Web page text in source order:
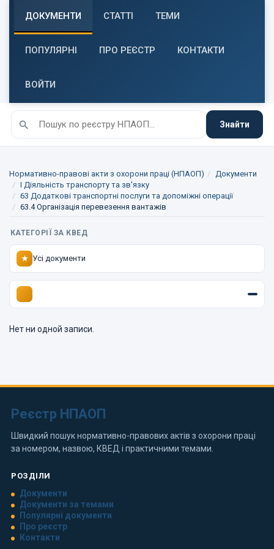
ДОКУМЕНТИ СТАТТІ ТЕМИ
ПОПУЛЯРНІ ПРО РЕЄСТР КОНТАКТИ
ВОЙТИ
Знайти
Нормативно-правові акти з охорони праці (НПАОП)
Документи
I Діяльність транспорту та зв'язку
63 Додаткові транспортні послуги та допоміжні операції
63.4 Організація перевезення вантажів
КАТЕГОРІЇ ЗА КВЕД
★ Усі документи
Нет ни одной записи.
Реєстр НПАОП
Швидкий пошук нормативно-правових актів з охорони праці
за номером, назвою, КВЕД і практичними темами.
РОЗДІЛИ
Документи
Документи за темами
Популярні документи
Про реєстр
Контакти